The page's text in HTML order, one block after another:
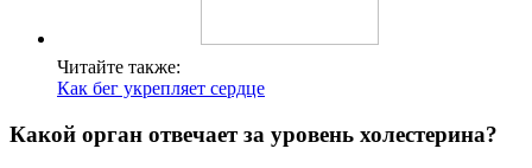
Читайте также:
Как бег укрепляет сердце
Какой орган отвечает за уровень холестерина?